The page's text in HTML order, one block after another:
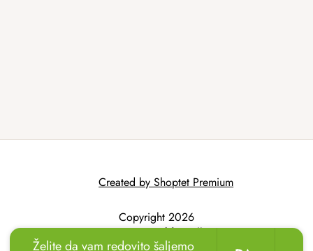
Created by Shoptet Premium
Copyright 2026
AtmoWood.hr. All
Želite da vam redovito šaljemo